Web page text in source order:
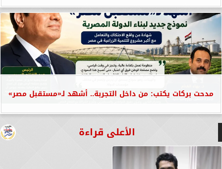
مدحت بركات يكتب: من داخل التجربة.. أشهد لـ«مستقبل مصر»
الأعلى قراءة